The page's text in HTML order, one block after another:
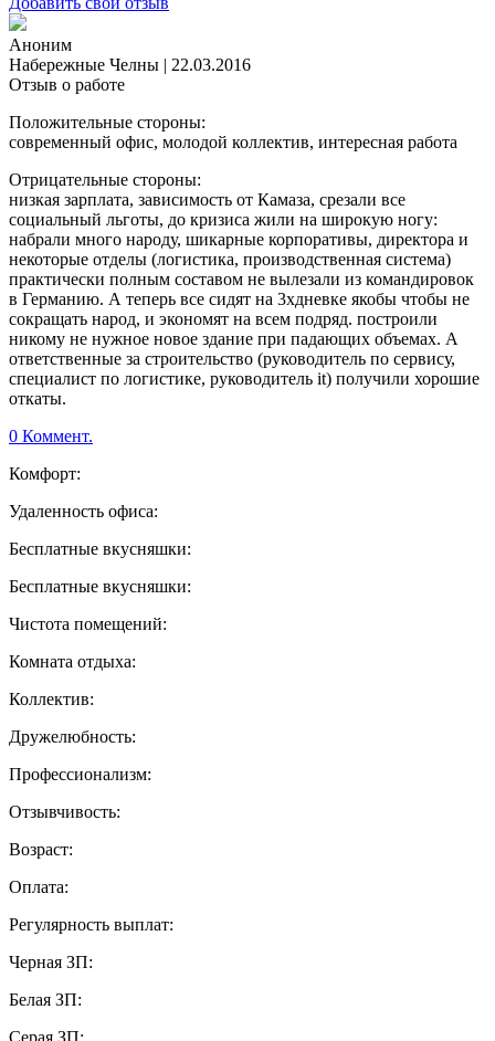
Аноним
Набережные Челны | 22.03.2016
Отзыв о работе
Положительные стороны:
современный офис, молодой коллектив, интересная работа
Отрицательные стороны:
низкая зарплата, зависимость от Камаза, срезали все
социальный льготы, до кризиса жили на широкую ногу:
набрали много народу, шикарные корпоративы, директора и
некоторые отделы (логистика, производственная система)
практически полным составом не вылезали из командировок
в Германию. А теперь все сидят на 3хдневке якобы чтобы не
сокращать народ, и экономят на всем подряд. построили
никому не нужное новое здание при падающих объемах. А
ответственные за строительство (руководитель по сервису,
специалист по логистике, руководитель it) получили хорошие
откаты.
0 Коммент.
Комфорт:
Удаленность офиса:
Бесплатные вкусняшки:
Бесплатные вкусняшки:
Чистота помещений:
Комната отдыха:
Коллектив:
Дружелюбность:
Профессионализм:
Отзывчивость:
Возраст:
Оплата:
Регулярность выплат:
Черная ЗП:
Белая ЗП: